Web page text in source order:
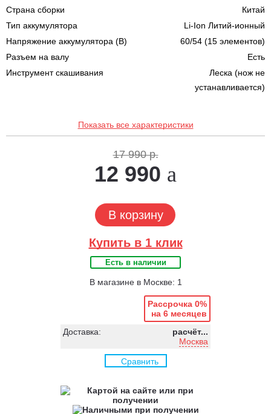
Страна сборки
Китай
Тип аккумулятора
Li-Ion Литий-ионный
Напряжение аккумулятора (В)
60/54 (15 элементов)
Разъем на валу
Есть
Инструмент скашивания
Леска (нож не
устанавливается)
Показать все характеристики
17 990 р.
12 990
В корзину
Купить в 1 клик
Есть в наличии
В магазине в Москве: 1
Рассрочка 0%
на 6 месяцев
Доставка:
расчёт...
Москва
Сравнить